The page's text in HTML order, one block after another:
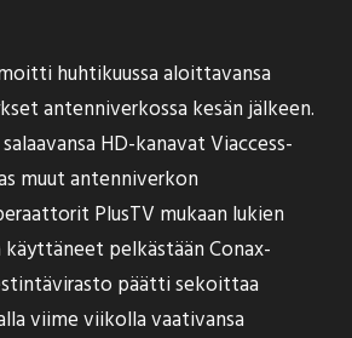
huhtikuussa aloittavansa
antenniverkossa kesän jälkeen.
HD-kanavat Viaccess-
muut antenniverkon
PlusTV mukaan lukien
pelkästään Conax-
päätti sekoittaa
viime viikolla vaativansa